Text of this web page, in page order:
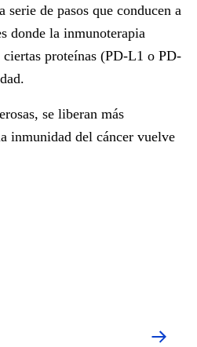
serie de pasos que conducen a
donde la inmunoterapia
ciertas proteínas (PD-L1 o PD-
se liberan más
inmunidad del cáncer vuelve